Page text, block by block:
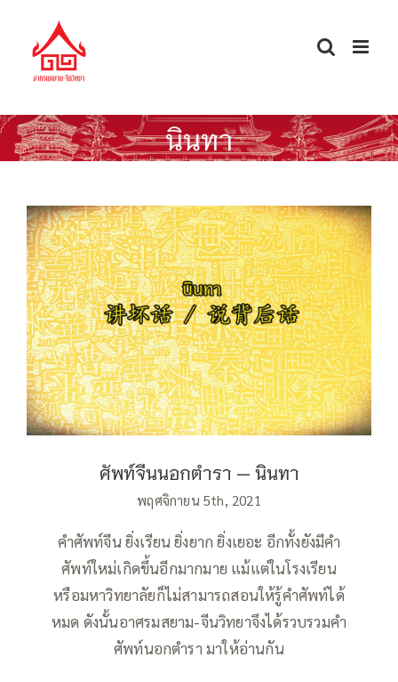
content
นินทา
ศัพท์จีนนอกตำรา — นินทา
ศัพท์จีนนอกตำรา — นินทา
พฤศจิกายน 5th, 2021
คำศัพท์จีน ยิ่งเรียน ยิ่งยาก ยิ่งเยอะ อีกทั้งยังมีคำ
ศัพท์ใหม่เกิดขึ้นอีกมากมาย แม้แต่ในโรงเรียน
หรือมหาวิทยาลัยก็ไม่สามารถสอนให้รู้คำศัพท์ได้
หมด ดังนั้นอาศรมสยาม-จีนวิทยาจึงได้รวบรวมคำ
ศัพท์นอกตำรา มาให้อ่านกัน